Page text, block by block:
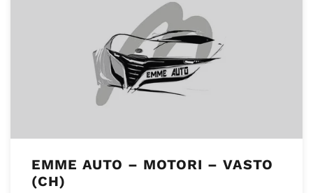
EMME AUTO – MOTORI – VASTO
(CH)